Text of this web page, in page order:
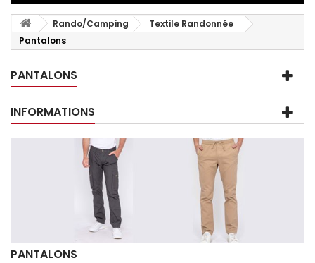
Rando/Camping
Textile Randonnée
Pantalons
PANTALONS
INFORMATIONS
PANTALONS